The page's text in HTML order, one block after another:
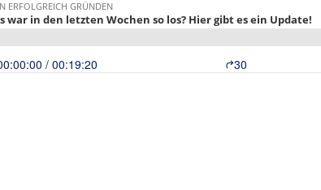
ERFOLGREICH GRÜNDEN
war in den letzten Wochen so los? Hier gibt es ein Update!
/ 00:19:20 30